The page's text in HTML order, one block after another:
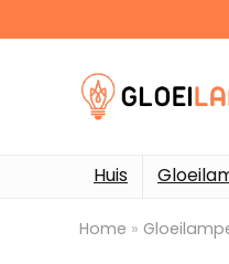
Huis
Home »